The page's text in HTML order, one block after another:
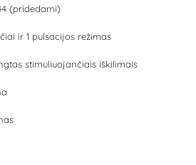
(pridedami)
ir 1 pulsacijos režimas
stimuliuojančiais iškilimais